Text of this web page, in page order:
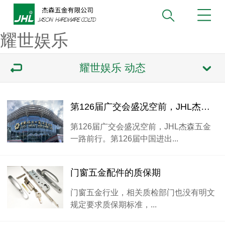
耀世娱乐
耀世娱乐 动态
第126届广交会盛况空前，JHL杰森五金一路前行
第126届广交会盛况空前，JHL杰森五金
一路前行。第126届中国进出...
门窗五金配件的质保期
门窗五金行业，相关质检部门也没有明文
规定要求质保期标准，...